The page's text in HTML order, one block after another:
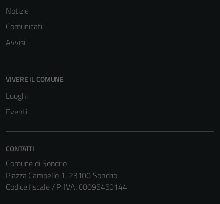
Notizie
Comunicati
Avvisi
VIVERE IL COMUNE
Luoghi
Eventi
CONTATTI
Comune di Sondrio
Piazza Campello 1, 23100 Sondrio
Codice fiscale / P. IVA: 00095450144
del sito e non
non raccolgono